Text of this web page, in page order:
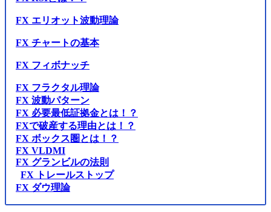
FX エリオット波動理論
FX チャートの基本
FX フィボナッチ
FX フラクタル理論
FX 波動パターン
FX 必要最低証拠金とは！？
FXで破産する理由とは！？
FX ボックス圏とは！？
FX VLDMI
FX グランビルの法則
FX トレールストップ
FX ダウ理論